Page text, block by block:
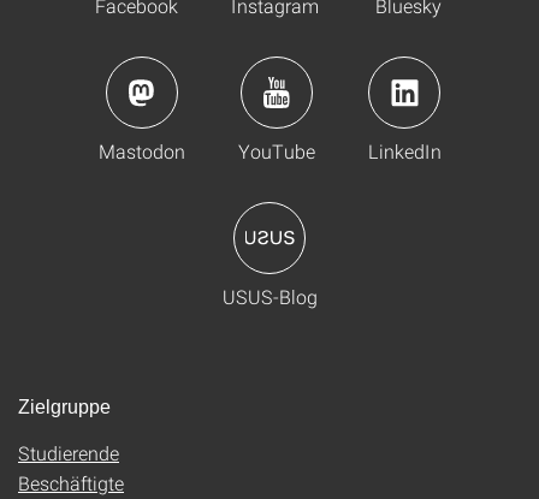
Facebook Instagram Bluesky
Mastodon YouTube LinkedIn
USUS-Blog
Zielgruppe
Studierende
Beschäftigte